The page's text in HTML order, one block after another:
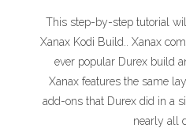
This step-by-step tutorial
Xanax Kodi Build.. Xanax
ever popular Durex build
Xanax features the same
add-ons that Durex did in a
nearly all